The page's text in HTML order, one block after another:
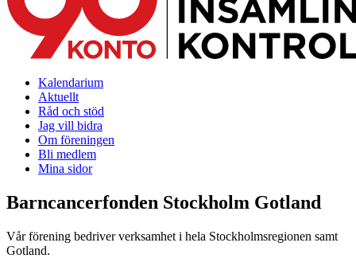
Kalendarium
Aktuellt
Råd och stöd
Jag vill bidra
Om föreningen
Bli medlem
Mina sidor
Barncancerfonden Stockholm Gotland
Vår förening bedriver verksamhet i hela Stockholmsregionen samt
Gotland.